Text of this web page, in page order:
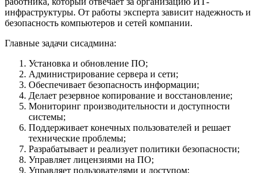
инфраструктуры. От работы эксперта зависит надежность и
безопасность компьютеров и сетей компании.
Главные задачи сисадмина:
Установка и обновление ПО;
Администрирование сервера и сети;
Обеспечивает безопасность информации;
Делает резервное копирование и восстановление;
Мониторинг производительности и доступности
системы;
Поддерживает конечных пользователей и решает
технические проблемы;
Разрабатывает и реализует политики безопасности;
Управляет лицензиями на ПО;
Управляет пользователями и доступом;